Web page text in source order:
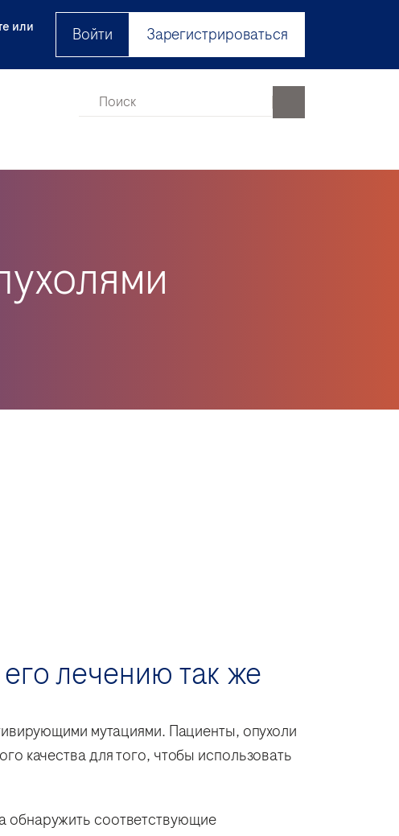
или
Войти Зарегистрироваться
лечению так же
мутациями. Пациенты, опухоли
качества для того, чтобы использовать
обнаружить соответствующие